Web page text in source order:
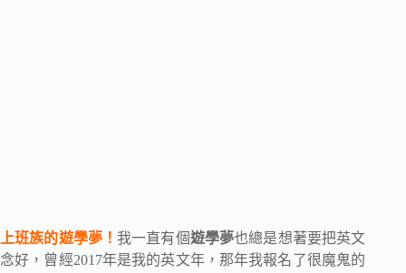
上班族的遊學夢！我一直有個遊學夢也總是想著要把英文
念好，曾經2017年是我的英文年，那年我報名了很魔鬼的